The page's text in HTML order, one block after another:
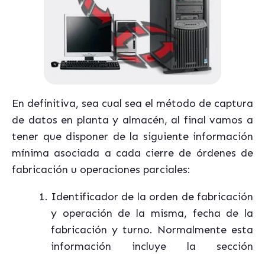
En definitiva, sea cual sea el método de captura
de datos en planta y almacén, al final vamos a
tener que disponer de la siguiente información
mínima asociada a cada cierre de órdenes de
fabricación u operaciones parciales:
Identificador de la orden de fabricación
y operación de la misma, fecha de la
fabricación y turno. Normalmente esta
información incluye la sección